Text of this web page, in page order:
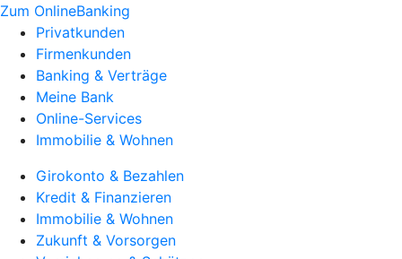
Zum OnlineBanking
Privatkunden
Firmenkunden
Banking & Verträge
Meine Bank
Online-Services
Immobilie & Wohnen
Girokonto & Bezahlen
Kredit & Finanzieren
Immobilie & Wohnen
Zukunft & Vorsorgen